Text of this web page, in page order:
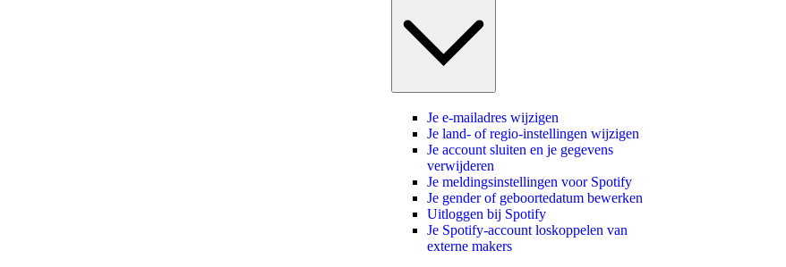
Je e-mailadres wijzigen
Je land- of regio-instellingen wijzigen
Je account sluiten en je gegevens
verwijderen
Je meldingsinstellingen voor Spotify
Je gender of geboortedatum bewerken
Uitloggen bij Spotify
Je Spotify-account loskoppelen van
externe makers